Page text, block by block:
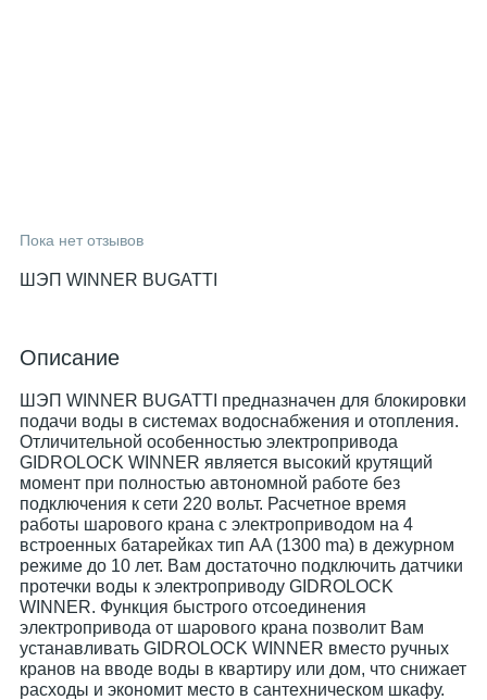
Пока нет отзывов
ШЭП WINNER BUGATTI
Описание
ШЭП WINNER BUGATTI предназначен для блокировки
подачи воды в системах водоснабжения и отопления.
Отличительной особенностью электропривода
GIDROLOCK WINNER является высокий крутящий
момент при полностью автономной работе без
подключения к сети 220 вольт. Расчетное время
работы шарового крана с электроприводом на 4
встроенных батарейках тип AA (1300 ma) в дежурном
режиме до 10 лет. Вам достаточно подключить датчики
протечки воды к электроприводу GIDROLOCK
WINNER. Функция быстрого отсоединения
электропривода от шарового крана позволит Вам
устанавливать GIDROLOCK WINNER вместо ручных
кранов на вводе воды в квартиру или дом, что снижает
расходы и экономит место в сантехническом шкафу.